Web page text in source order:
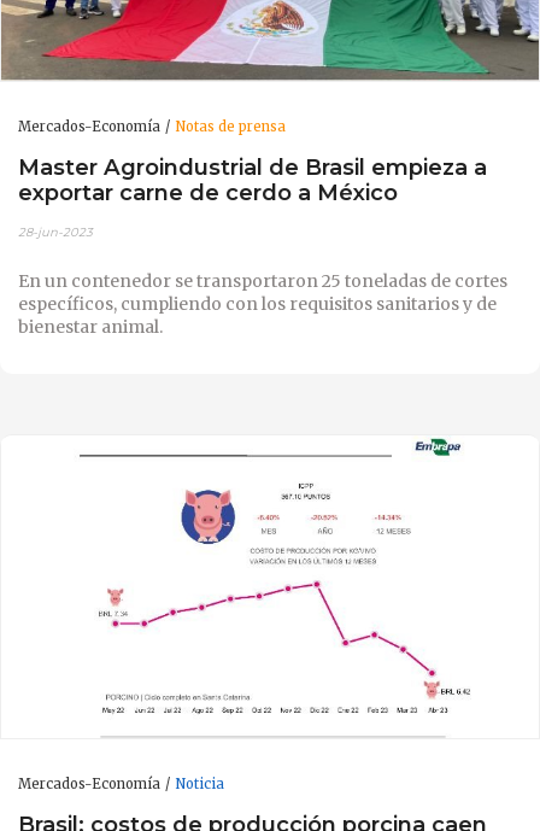
Mercados-Economía Notas de prensa
Master Agroindustrial de Brasil empieza a
exportar carne de cerdo a México
28-jun-2023
En un contenedor se transportaron 25 toneladas de cortes
específicos, cumpliendo con los requisitos sanitarios y de
bienestar animal.
Mercados-Economía Noticia
Brasil: costos de producción porcina caen